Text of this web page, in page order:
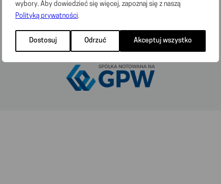
wybory. Aby dowiedzieć się więcej, zapoznaj się z naszą
Polityką prywatności.
Dostosuj Odrzuć Akceptuj wszystko
© 2026 „DINO POLSKA” S.A. Wszelkie prawa